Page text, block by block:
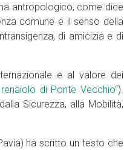
antropologico, come dice
comune e il senso della
di amicizia e di
e al valore dei
di Ponte Vecchio“).
Sicurezza, alla Mobilità,
ha scritto un testo che